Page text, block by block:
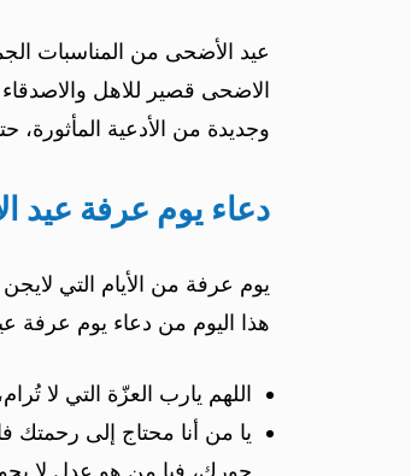
عيد الأضحى من المناسبات
الاضحى قصير للاهل
وجديدة من الأدعية
دعاء يوم عرفة عيد
يوم عرفة من الأيام التي
هذا اليوم من دعاء يوم عرفة
اللهم يارب العزّة التي لا
يا من أنا محتاج إلى رحمتك
جورك، فيا من هو عدل لا